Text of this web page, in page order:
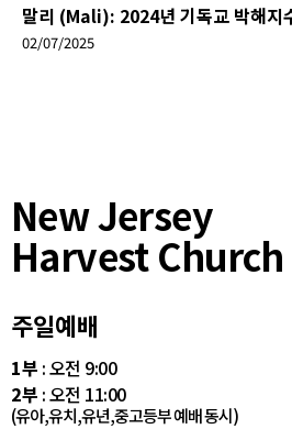
말리 (Mali): 2024년 기독교 박해지
02/07/2025
New Jersey
Harvest Church
주일예배
1부 : 오전 9:00
2부 : 오전 11:00
(유아,유치,유년,중고등부 예배 동시)